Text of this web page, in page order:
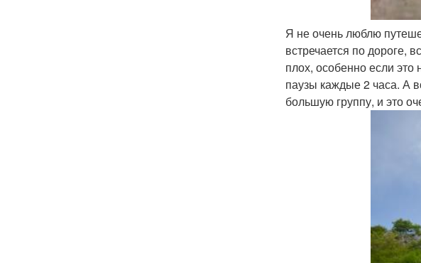
Я не очень люблю
встречается по дороге,
плох, особенно если
паузы каждые 2 часа. А
большую группу, и это